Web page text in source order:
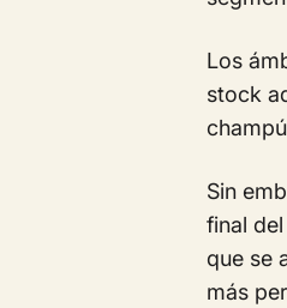
Los
stock
Sin
final
que se
más